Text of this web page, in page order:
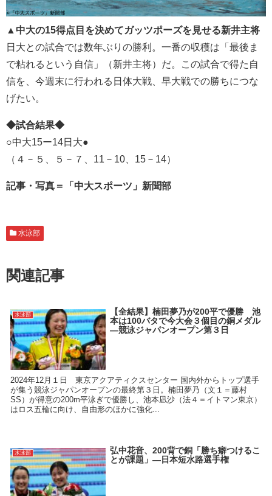
▲中大の15得点目を決めてガッツポーズを見せる新井主将
日大との試合では数年ぶりの勝利。一番の収穫は「最後ま
で粘れるという自信」（新井主将）だ。この試合で得た自
信を、今週末に行われる日体大戦、早大戦での勝ちにつな
げたい。
◆試合結果◆
○中大15ー14日大●
（４－５、５－７、11－10、15－14）
記事・写真＝「中大スポーツ」新聞部
水泳部
関連記事
水泳部
【全結果】楠田夢乃が200平で優勝 池
本は100バタで今大会３個目の銅メダル
―競泳ジャパンオープン第３日
2024年12月１日 東京アクアティクスセンター 国内外からトップ選手
が集う競泳ジャパンオープンの最終第３日。楠田夢乃（文１＝藤村
SS）が得意の200m平泳ぎで優勝し、池本凪沙（法４＝イトマン東京）
はロス五輪に向け、自由形のほかに強化...
水泳部
弘中花音、200背で銅「勝ち癖つけるこ
とが課題」―日本短水路選手権